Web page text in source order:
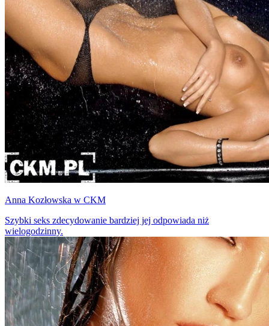
Anna Kozłowska w CKM
Szybki seks zdecydowanie bardziej jej odpowiada niż
wielogodzinny.